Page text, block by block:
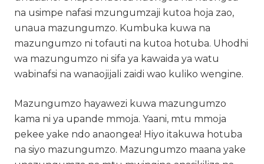
na usimpe nafasi mzungumzaji kutoa hoja zao,
unaua mazungumzo. Kumbuka kuwa na
mazungumzo ni tofauti na kutoa hotuba. Uhodhi
wa mazungumzo ni sifa ya kawaida ya watu
wabinafsi na wanaojijali zaidi wao kuliko wengine.
Mazungumzo hayawezi kuwa mazungumzo
kama ni ya upande mmoja. Yaani, mtu mmoja
pekee yake ndo anaongea! Hiyo itakuwa hotuba
na siyo mazungumzo. Mazungumzo maana yake